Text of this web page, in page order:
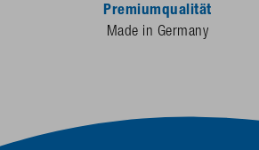
Premiumqualität
Made in Germany